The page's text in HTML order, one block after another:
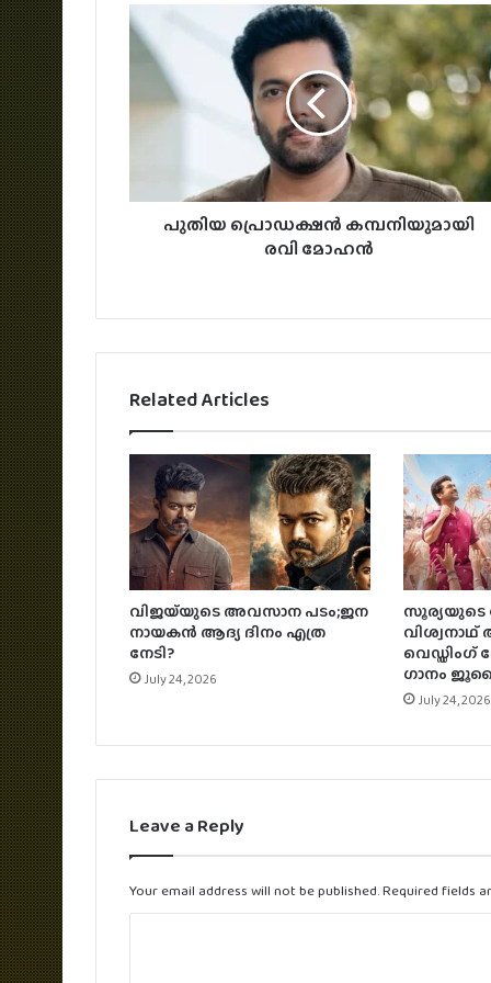
പുതിയ പ്രൊഡക്ഷൻ കമ്പനിയുമായി
രവി മോഹൻ
Related Articles
വിജയ്‌യുടെ അവസാന പടം;ജന
നായകൻ ആദ്യ ദിനം എത്ര
നേടി?
July 24, 2026
ഗാനം
July 24, 2026
Leave a Reply
Your email address will not be published.Required fields